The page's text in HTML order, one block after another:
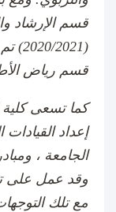
قسم الإرشاد
قسم رياض
كما تسعى كلية
إعداد القيادات
الجامعة ،
وقد عمل على
مع تلك